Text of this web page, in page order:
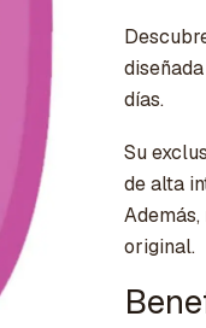
días.
Su
de alta
original.